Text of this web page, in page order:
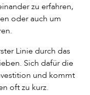
zu erfahren,
oder auch um
Linie durch das
Sich dafür die
und kommt
oft zu kurz.